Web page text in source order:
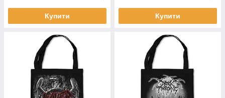
Купити Купити